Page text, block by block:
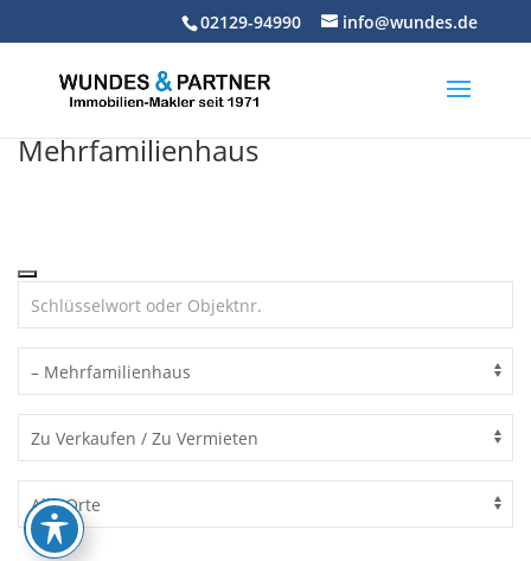
02129-94990 info@wundes.de
Mehrfamilienhaus